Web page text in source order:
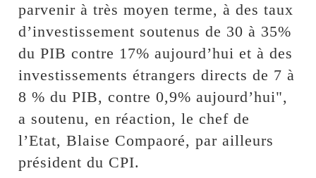
parvenir à très moyen terme, à des taux
d’investissement soutenus de 30 à 35%
du PIB contre 17% aujourd’hui et à des
investissements étrangers directs de 7 à
8 % du PIB, contre 0,9% aujourd’hui",
a soutenu, en réaction, le chef de
l’Etat, Blaise Compaoré, par ailleurs
président du CPI.